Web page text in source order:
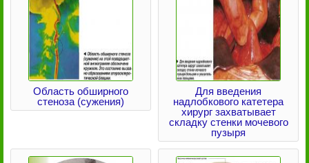
Область обширного
стеноза (сужения)
Для введения
надлобкового катетера
хирург захватывает
складку стенки мочевого
пузыря